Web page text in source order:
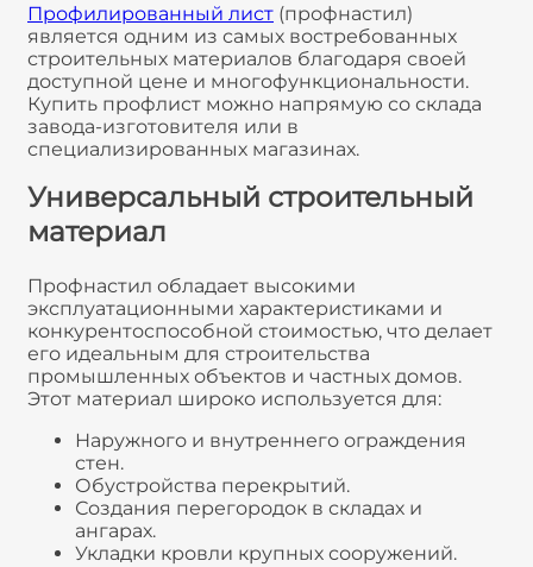
Профилированный лист (профнастил)
является одним из самых востребованных
строительных материалов благодаря своей
доступной цене и многофункциональности.
Купить профлист можно напрямую со склада
завода-изготовителя или в
специализированных магазинах.
Универсальный строительный
материал
Профнастил обладает высокими
эксплуатационными характеристиками и
конкурентоспособной стоимостью, что делает
его идеальным для строительства
промышленных объектов и частных домов.
Этот материал широко используется для:
Наружного и внутреннего ограждения
стен.
Обустройства перекрытий.
Создания перегородок в складах и
ангарах.
Укладки кровли крупных сооружений.